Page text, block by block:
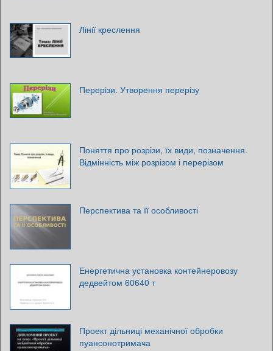
Лінії креслення
Перерізи. Утворення перерізу
Поняття про розрізи, їх види, позначення.
Відмінність між розрізом і перерізом
Перспектива та її особливості
Енергетична установка контейнеровозу
дедвейтом 60640 т
Проект дільниці механічної обробки
пуансонотримача